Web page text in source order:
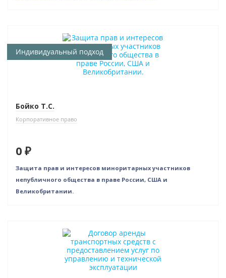
Нет в наличии
Индивидуальный подход
Бойко Т.С.
Корпоративное право
0 ₽
Защита прав и интересов миноритарных участников
непубличного общества в праве России, США и
Великобритании.
Нет в наличии